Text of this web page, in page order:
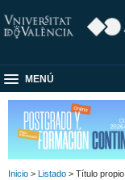
MENÚ
Inicio > Listado > Título propio